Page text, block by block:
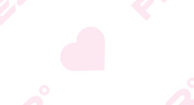
המידע המעודכן מופיע על
גבי האריזה
* טעות סופר בתיאור המוצר
או במחירו לא תחייב את